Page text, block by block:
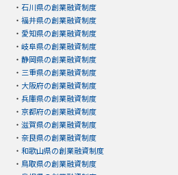
・ 石川県の創業融資制度
・ 福井県の創業融資制度
・ 愛知県の創業融資制度
・ 岐阜県の創業融資制度
・ 静岡県の創業融資制度
・ 三重県の創業融資制度
・ 大阪府の創業融資制度
・ 兵庫県の創業融資制度
・ 京都府の創業融資制度
・ 滋賀県の創業融資制度
・ 奈良県の創業融資制度
・ 和歌山県の創業融資制度
・ 鳥取県の創業融資制度